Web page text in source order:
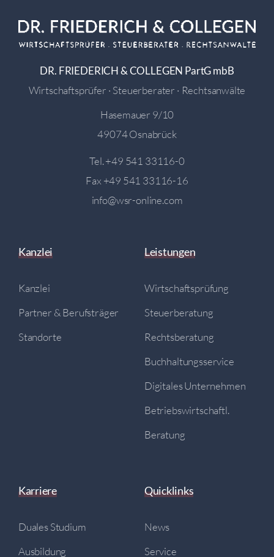
DR. FRIEDERICH & COLLEGEN PartG mbB
Wirtschaftsprüfer · Steuerberater · Rechtsanwälte
Hasemauer 9/10
49074 Osnabrück
Tel.+49 541 33116-0
Fax +49 541 33116-16
info@wsr-online.com
Kanzlei
Kanzlei
Partner & Berufsträger
Standorte
Leistungen
Wirtschaftsprüfung
Steuerberatung
Rechtsberatung
Buchhaltungsservice
Digitales Unternehmen
Betriebswirtschaftl.
Beratung
Karriere
Duales Studium
Ausbildung
Quicklinks
News
Service